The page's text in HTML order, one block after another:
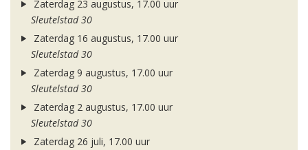
Zaterdag 23 augustus, 17.00 uur
Sleutelstad 30
Zaterdag 16 augustus, 17.00 uur
Sleutelstad 30
Zaterdag 9 augustus, 17.00 uur
Sleutelstad 30
Zaterdag 2 augustus, 17.00 uur
Sleutelstad 30
Zaterdag 26 juli, 17.00 uur